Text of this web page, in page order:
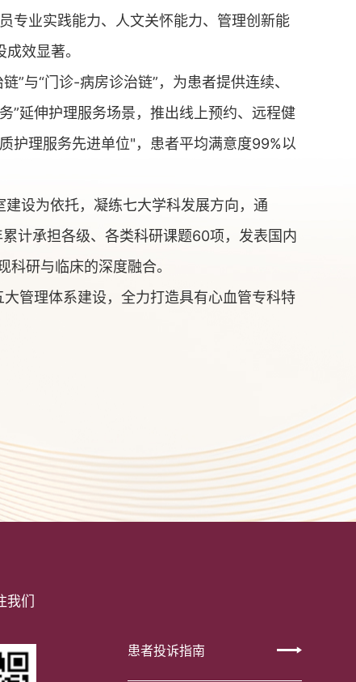
专业实践能力、人文关怀能力、管理创新能
效显著。
”与“门诊-病房诊治链”，为患者提供连续、
”延伸护理服务场景，推出线上预约、远程健
护理服务先进单位"，患者平均满意度99%以
设为依托，凝练七大学科发展方向，通
计承担各级、各类科研课题60项，发表国内
研与临床的深度融合。
管理体系建设，全力打造具有心血管专科特
我们
患者投诉指南